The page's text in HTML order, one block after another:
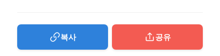
복사 공유